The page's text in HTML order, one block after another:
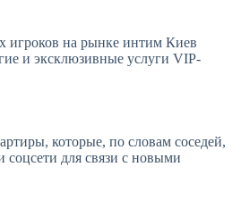
игроков на рынке интим Киев
и эксклюзивные услуги VIP-
которые, по словам соседей,
для связи с новыми